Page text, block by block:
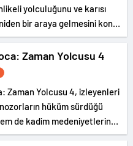
yolculuğunu ve karısı
bir araya gelmesini konu
Zaman Yolcusu 4
Zaman Yolcusu 4, izleyenleri
hüküm sürdüğü
de kadim medeniyetlerin
götürüyor.